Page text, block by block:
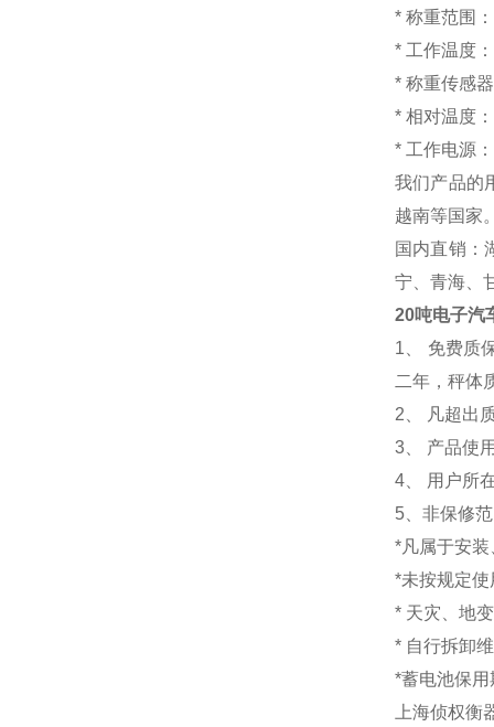
* 称重范
* 工作温
* 称重传
* 相对温
* 工作电源
我们产品的
越南等国家
国内直销：
宁、青海、
20吨电子汽
1 、 免费
二年，秤体
2、 凡超出
3、 产品使
4、 用户所
5、非保修
*凡属于安
*未按规定
* 天灾、地
* 自行拆卸
*蓄电池保用
上海侦权